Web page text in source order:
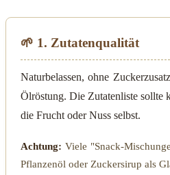
🌱 1. Zutatenqualität
Naturbelassen, ohne
Ölröstung. Die Zutatenliste sollte
die Frucht oder Nuss selbst.
Achtung: Viele "Snack-
Pflanzenöl oder Zuckersirup als